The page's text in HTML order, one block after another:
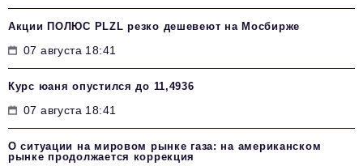
Акции ПОЛЮС PLZL резко дешевеют на Мосбирже
07 августа 18:41
Курс юаня опустился до 11,4936
07 августа 18:41
О ситуации на мировом рынке газа: на американском
рынке продолжается коррекция